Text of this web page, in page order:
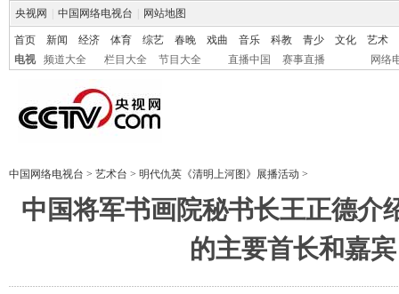
央视网 中国网络电视台 网站地图
首页 新闻 经济 体育 综艺 春晚 戏曲 音乐 科教 青少 文化
艺术
电视
频道大全 栏目大全 节目大全 直播中国 赛事直播 网络
中国网络电视台 > 艺术台 > 明代仇英《清明上河图》展播活动 >
中国将军书画院秘书长王正德介
的主要首长和嘉宾